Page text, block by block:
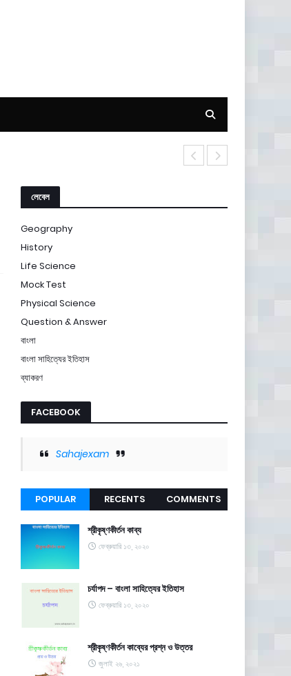
লেবেল
Geography
History
Life Science
Mock Test
Physical Science
Question & Answer
বাংলা
বাংলা সাহিত্যের ইতিহাস
ব্যাকরণ
FACEBOOK
Sahajexam
POPULAR RECENTS COMMENTS
শ্রীকৃষ্ণকীর্তন কাব্য
ফেব্রুয়ারি ১৩, ২০২০
চর্যাপদ – বাংলা সাহিত্যের ইতিহাস
ফেব্রুয়ারি ১৩, ২০২০
শ্রীকৃষ্ণকীর্তন কাব্যের প্রশ্ন ও উত্তর
জুলাই ২৬, ২০২১